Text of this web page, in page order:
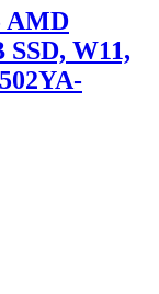
AMD
SSD, W11,